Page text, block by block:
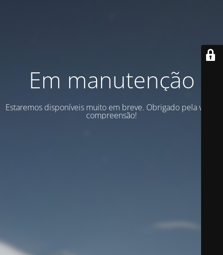
Em manutenção
Estaremos disponíveis muito em breve. Obrigado pela vossa
compreensão!